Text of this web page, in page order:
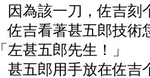
因為該一刀，佐吉刻
佐吉看著甚五郎技術
「左甚五郎先生！」
甚五郎用手放在佐吉